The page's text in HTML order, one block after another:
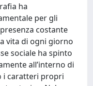
ha
per gli
costante
vita di ogni giorno
sociale ha spinto
all’interno di
i caratteri propri